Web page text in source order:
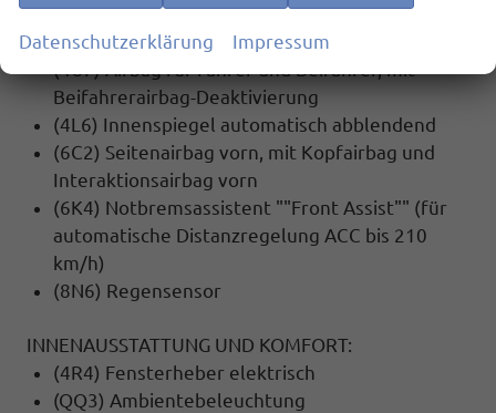
""stop & go"", mit Geschwindigkeitsbegrenzer
(7X2) Einparkhilfe vorne und hinten
(4UF) Airbag für Fahrer und Beifahrer, mit
Beifahrerairbag-Deaktivierung
(4L6) Innenspiegel automatisch abblendend
(6C2) Seitenairbag vorn, mit Kopfairbag und
Interaktionsairbag vorn
(6K4) Notbremsassistent ""Front Assist"" (für
automatische Distanzregelung ACC bis 210
km/h)
(8N6) Regensensor
INNENAUSSTATTUNG UND KOMFORT:
(4R4) Fensterheber elektrisch
(QQ3) Ambientebeleuchtung
Datenschutzerklärung Impressum